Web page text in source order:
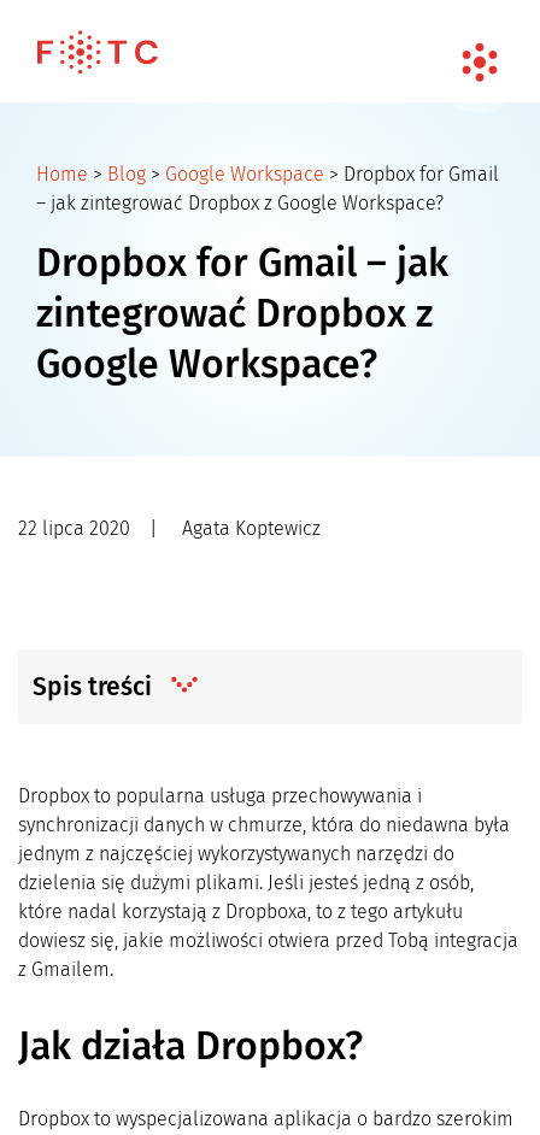
Home > Blog > Google Workspace > Dropbox for Gmail
– jak zintegrować Dropbox z Google Workspace?
Dropbox for Gmail – jak
zintegrować Dropbox z
Google Workspace?
22 lipca 2020 Agata Koptewicz
Spis treści
Dropbox to popularna usługa przechowywania i
synchronizacji danych w chmurze, która do niedawna była
jednym z najczęściej wykorzystywanych narzędzi do
dzielenia się dużymi plikami. Jeśli jesteś jedną z osób,
które nadal korzystają z Dropboxa, to z tego artykułu
dowiesz się, jakie możliwości otwiera przed Tobą integracja
z Gmailem.
Jak działa Dropbox?
Dropbox to wyspecjalizowana aplikacja o bardzo szerokim